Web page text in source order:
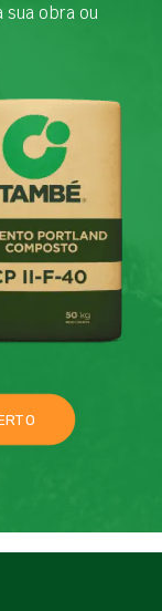
obra ou